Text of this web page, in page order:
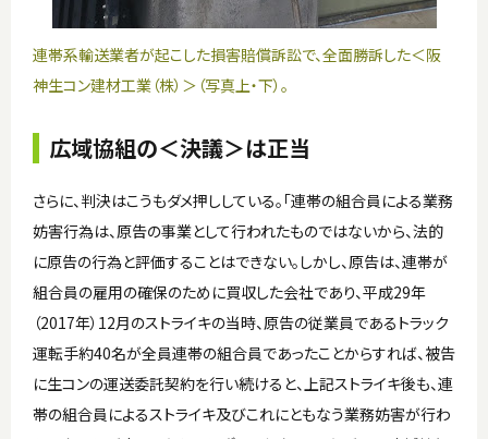
連帯系輸送業者が起こした損害賠償訴訟で、全面勝訴した＜阪
神生コン建材工業（株）＞（写真上・下）。
広域協組の＜決議＞は正当
さらに、判決はこうもダメ押ししている。「連帯の組合員による業務
妨害行為は、原告の事業として行われたものではないから、法的
に原告の行為と評価することはできない。しかし、原告は、連帯が
組合員の雇用の確保のために買収した会社であり、平成29年
（2017年）12月のストライキの当時、原告の従業員であるトラック
運転手約40名が全員連帯の組合員であったことからすれば、被告
に生コンの運送委託契約を行い続けると、上記ストライキ後も、連
帯の組合員によるストライキ及びこれにともなう業務妨害が行わ